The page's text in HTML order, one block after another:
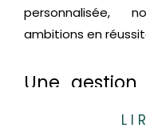
personnalisée,
ambitions en
Une
projets